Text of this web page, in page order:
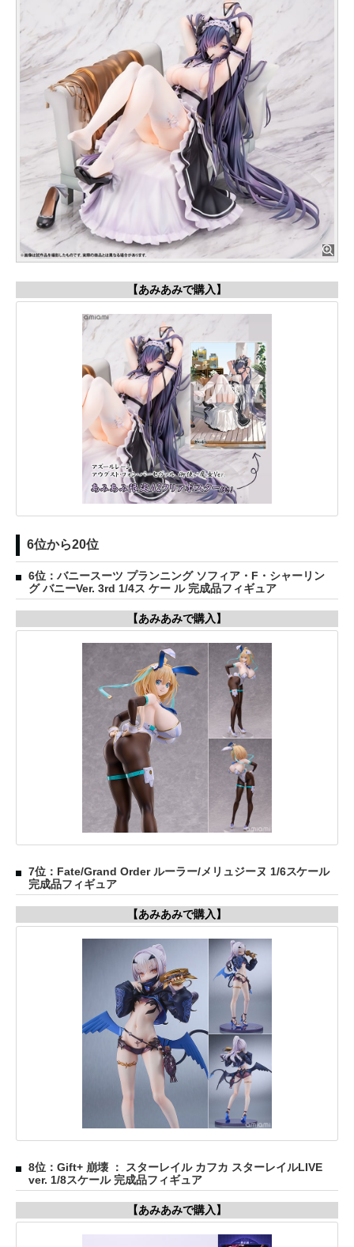
【あみあみで購入】
6位から20位
6位：バニースーツ プランニング ソフィア・F・シャーリン
グ バニーVer. 3rd 1/4ス ケー ル 完成品フィギュア
【あみあみで購入】
7位：Fate/Grand Order ルーラー/メリュジーヌ 1/6スケール
完成品フィギュア
【あみあみで購入】
8位：Gift+ 崩壊 ： スターレイル カフカ スターレイルLIVE
ver. 1/8スケール 完成品フィギュア
【あみあみで購入】